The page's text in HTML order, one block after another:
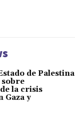
de Palestina
sobre
la crisis
Gaza y